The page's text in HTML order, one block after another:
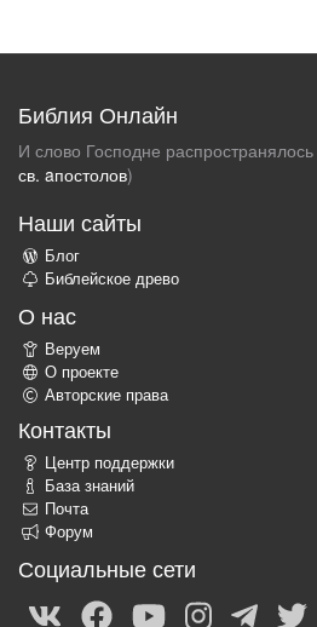
Библия Онлайн
И слово Господне
св. aпостолов)
Наши сайты
Блог
Библейское древо
О нас
Веруем
О проекте
Авторские права
Контакты
Центр поддержки
База знаний
Почта
Форум
Социальные сети